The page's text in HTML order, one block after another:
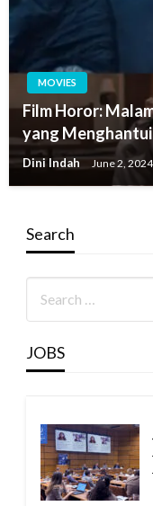
MOVIES
Film Horor:
yang
Dini Indah June 2, 2024
Search
JOBS